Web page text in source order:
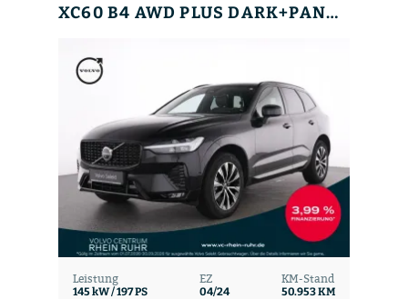
XC60 B4 AWD PLUS DARK+PANO+HKSOUND+360°+LM+
Leistung
145 kW / 197 PS
EZ
04/24
KM-Stand
50.953 KM